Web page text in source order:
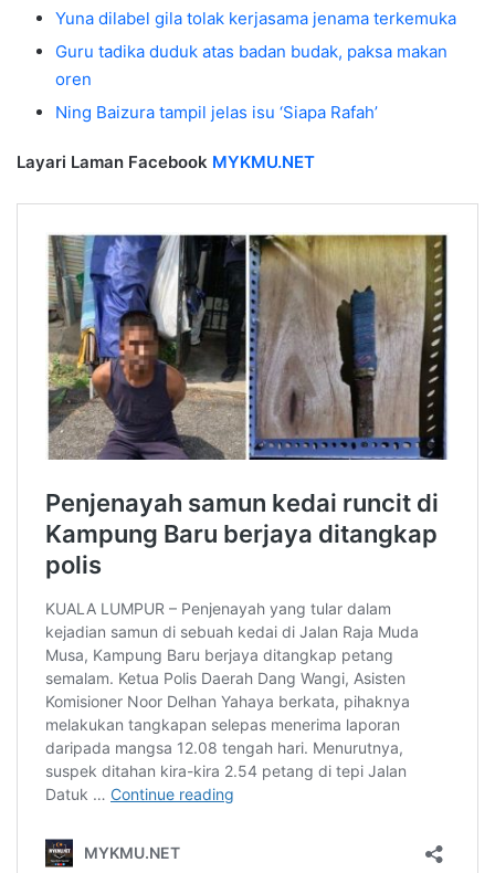
Yuna dilabel gila tolak kerjasama jenama terkemuka
Guru tadika duduk atas badan budak, paksa makan
oren
Ning Baizura tampil jelas isu ‘Siapa Rafah’
Layari Laman Facebook MYKMU.NET